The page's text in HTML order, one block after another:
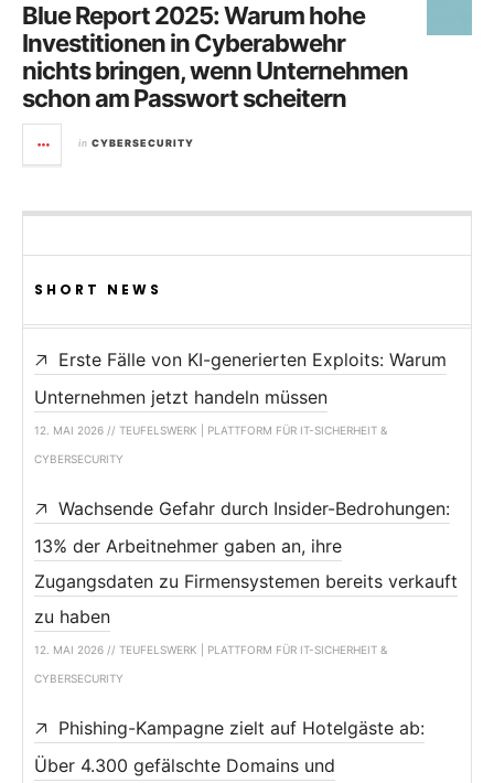
Blue Report 2025: Warum hohe
Investitionen in Cyberabwehr
nichts bringen, wenn Unternehmen
schon am Passwort scheitern
in CYBERSECURITY
SHORT NEWS
Erste Fälle von KI-generierten Exploits: Warum
Unternehmen jetzt handeln müssen
12. MAI 2026 // TEUFELSWERK | PLATTFORM FÜR IT-SICHERHEIT &
CYBERSECURITY
Wachsende Gefahr durch Insider-Bedrohungen:
13% der Arbeitnehmer gaben an, ihre
Zugangsdaten zu Firmensystemen bereits verkauft
zu haben
12. MAI 2026 // TEUFELSWERK | PLATTFORM FÜR IT-SICHERHEIT &
CYBERSECURITY
Phishing-Kampagne zielt auf Hotelgäste ab:
Über 4.300 gefälschte Domains und